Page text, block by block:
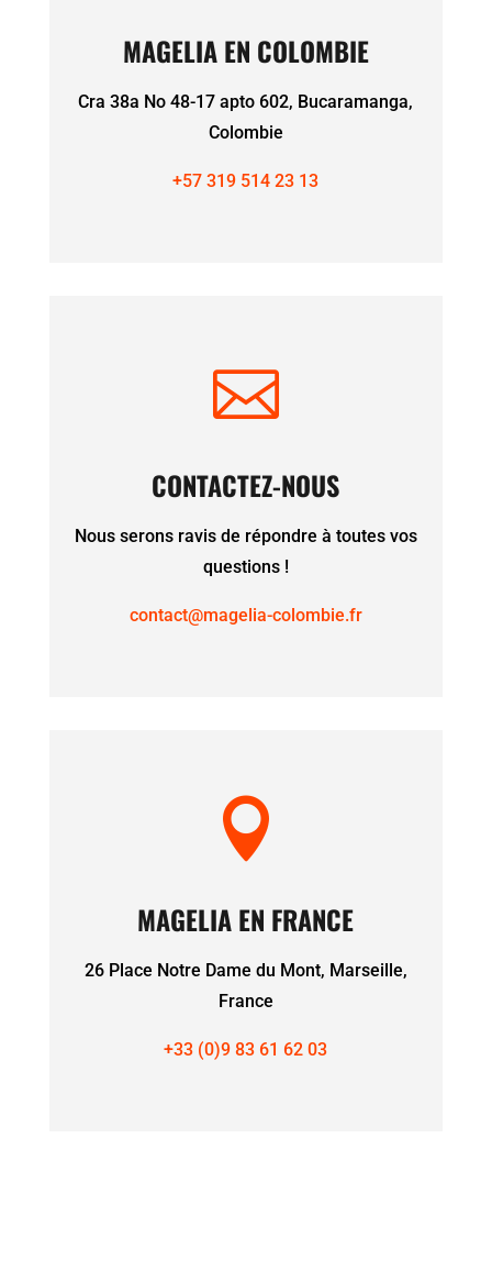
MAGELIA EN COLOMBIE
Cra 38a No 48-17 apto 602, Bucaramanga,
Colombie
+57 319 514 23 13

CONTACTEZ-NOUS
Nous serons ravis de répondre à toutes vos
questions !
contact@magelia-colombie.fr

MAGELIA EN FRANCE
26 Place Notre Dame du Mont, Marseille,
France
+33 (0)9 83 61 62 03